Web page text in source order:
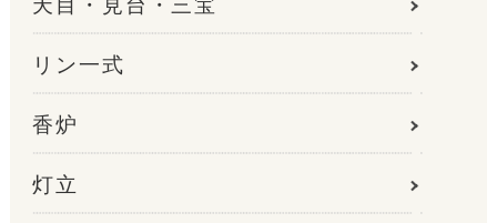
リン一式
香炉
灯立